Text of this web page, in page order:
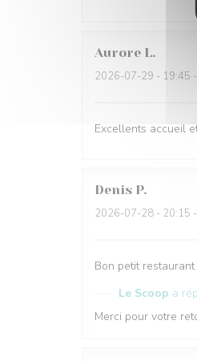
Aurore L
2026-07-29 - 19:45
Excellents accueil
Denis P
2026-07-28 - 20:15
Bon petit
Le Scoop a
Merci pour votre